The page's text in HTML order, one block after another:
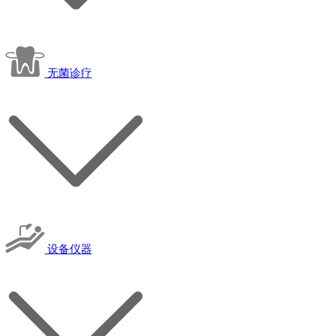
无菌诊疗
设备仪器